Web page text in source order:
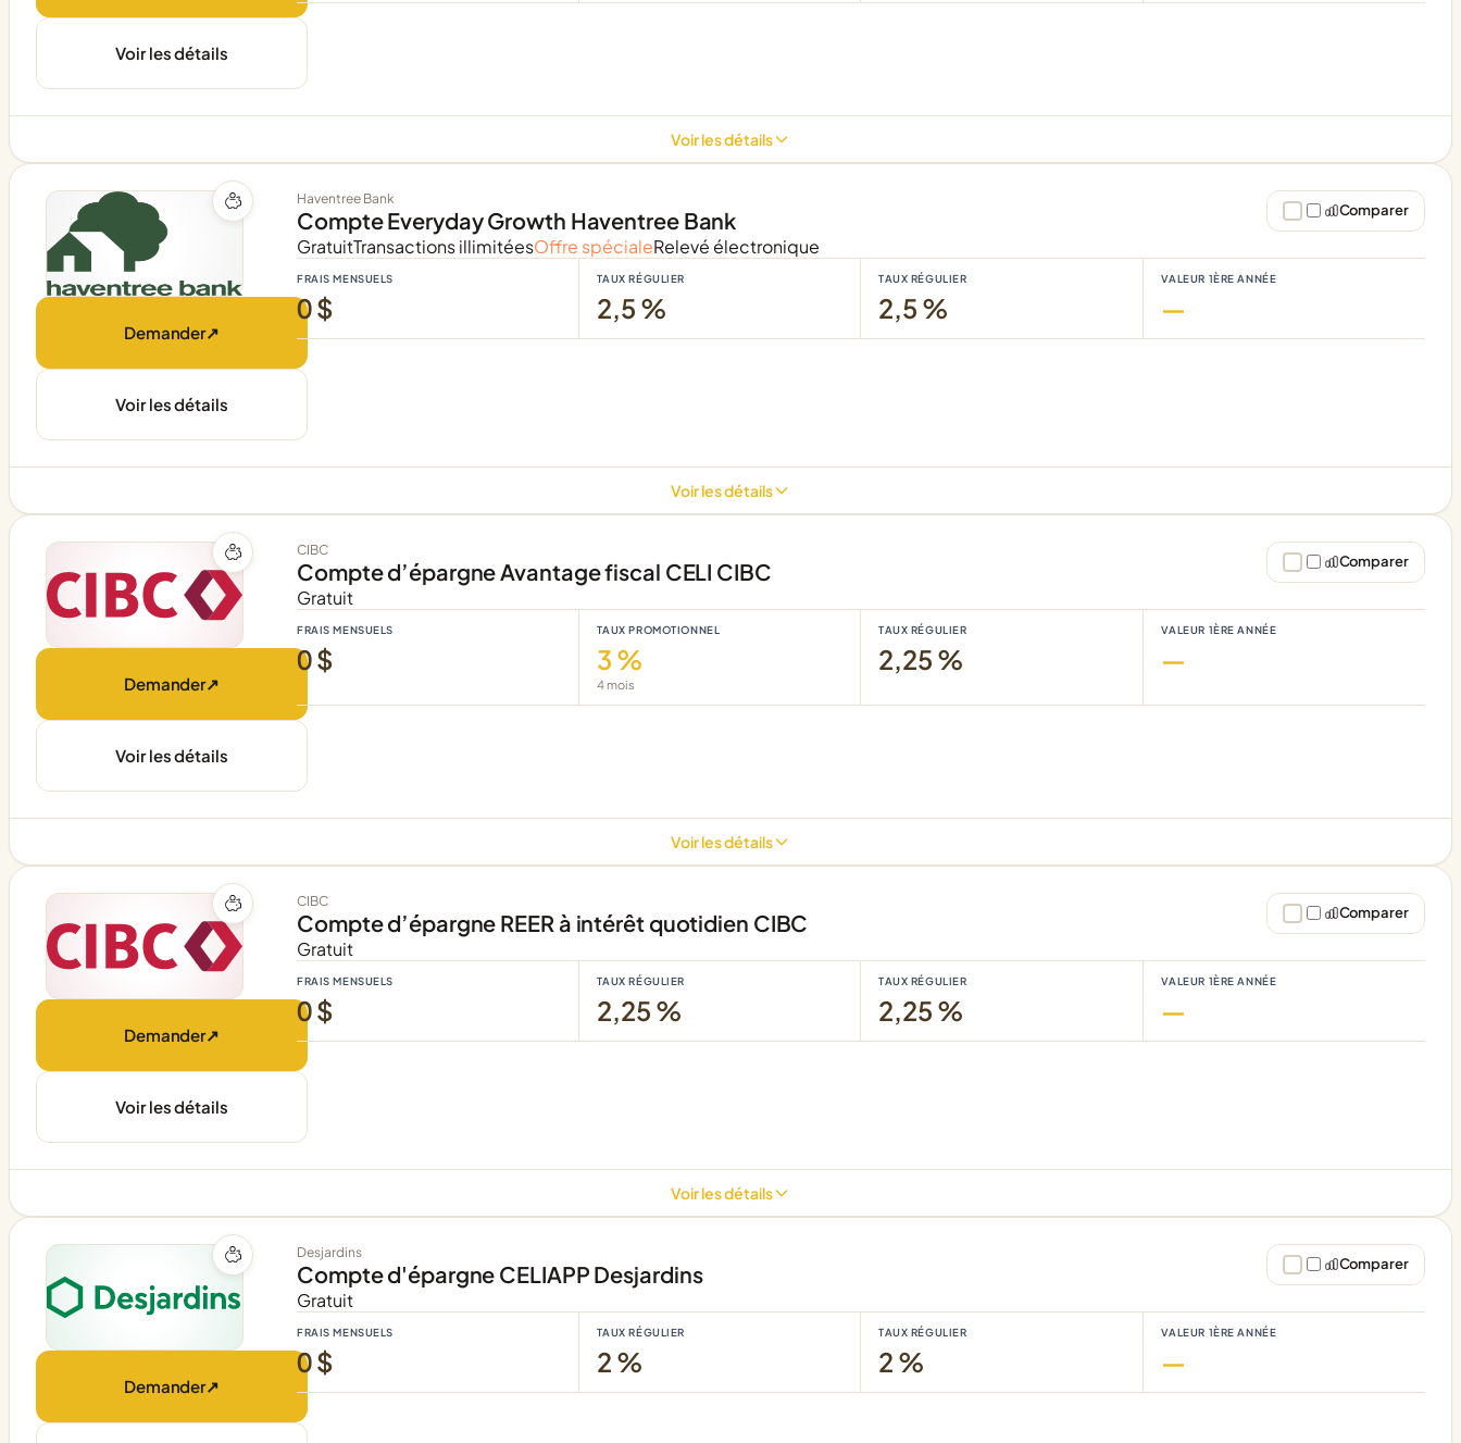
Voir les détails
Voir les détails
Demander↗
Voir les détails
Haventree Bank
Compte Everyday Growth Haventree Bank
GratuitTransactions illimitéesOffre spécialeRelevé électronique
Comparer
FRAIS MENSUELS
0 $
TAUX RÉGULIER
2,5 %
TAUX RÉGULIER
2,5 %
VALEUR 1ÈRE ANNÉE
—
Voir les détails
Demander↗
Voir les détails
CIBC
Compte d’épargne Avantage fiscal CELI CIBC
Gratuit
Comparer
FRAIS MENSUELS
0 $
TAUX PROMOTIONNEL
3 %
4 mois
TAUX RÉGULIER
2,25 %
VALEUR 1ÈRE ANNÉE
—
Voir les détails
Demander↗
Voir les détails
CIBC
Compte d’épargne REER à intérêt quotidien CIBC
Gratuit
Comparer
FRAIS MENSUELS
0 $
TAUX RÉGULIER
2,25 %
TAUX RÉGULIER
2,25 %
VALEUR 1ÈRE ANNÉE
—
Voir les détails
Demander↗
Desjardins
Compte d'épargne CELIAPP Desjardins
Gratuit
Comparer
FRAIS MENSUELS
0 $
TAUX RÉGULIER
2 %
TAUX RÉGULIER
2 %
VALEUR 1ÈRE ANNÉE
—